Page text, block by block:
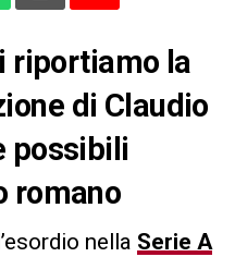
riportiamo la
di Claudio
possibili
romano
nella Serie A